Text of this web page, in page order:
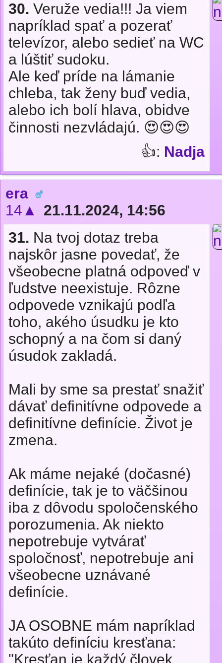
30. Veruže vedia!!! Ja viem
napríklad spať a pozerať
televízor, alebo sedieť na WC
a lúštiť sudoku.
Ale keď príde na lámanie
chleba, tak ženy buď vedia,
alebo ich bolí hlava, obidve
činnosti nezvládajú. 😍😍😍
👍: Nadja
era
14▲
21.11.2024, 14:56
31. Na tvoj dotaz treba
najskôr jasne povedať, že
všeobecne platná odpoveď v
ľudstve neexistuje. Rôzne
odpovede vznikajú podľa
toho, akého úsudku je kto
schopný a na čom si daný
úsudok zakladá.
Mali by sme sa prestať snažiť
dávať definitívne odpovede a
definitívne definície. Život je
zmena.
Ak máme nejaké (dočasné)
definície, tak je to väčšinou
iba z dôvodu spoločenského
porozumenia. Ak niekto
nepotrebuje vytvárať
spoločnosť, nepotrebuje ani
všeobecne uznávané
definície.
JA OSOBNE mám napríklad
takúto definíciu kresťana:
"Kresťan je každý človek,